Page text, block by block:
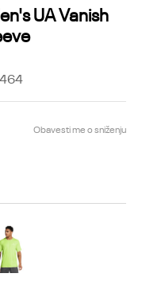
UA Vanish
Obavesti me o sniženju